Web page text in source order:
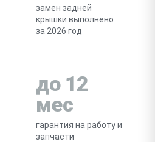
замен задней
крышки выполнено
за 2026 год
до 12
мес
гарантия на работу и
запчасти